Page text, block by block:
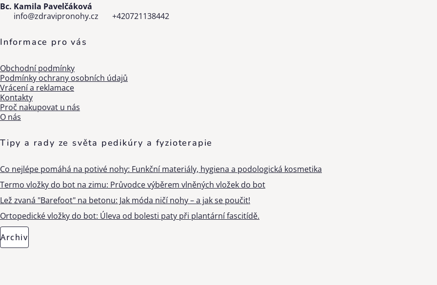
Bc. Kamila Pavelčáková
info@zdravipronohy.cz +420721138442
Informace pro vás
Obchodní podmínky
Podmínky ochrany osobních údajů
Vrácení a reklamace
Kontakty
Proč nakupovat u nás
O nás
Tipy a rady ze světa pedikúry a fyzioterapie
Co nejlépe pomáhá na potivé nohy: Funkční materiály, hygiena a podologická kosmetika
Termo vložky do bot na zimu: Průvodce výběrem vlněných vložek do bot
Lež zvaná "Barefoot" na betonu: Jak móda ničí nohy – a jak se poučit!
Ortopedické vložky do bot: Úleva od bolesti paty při plantární fascitídě.
Archiv